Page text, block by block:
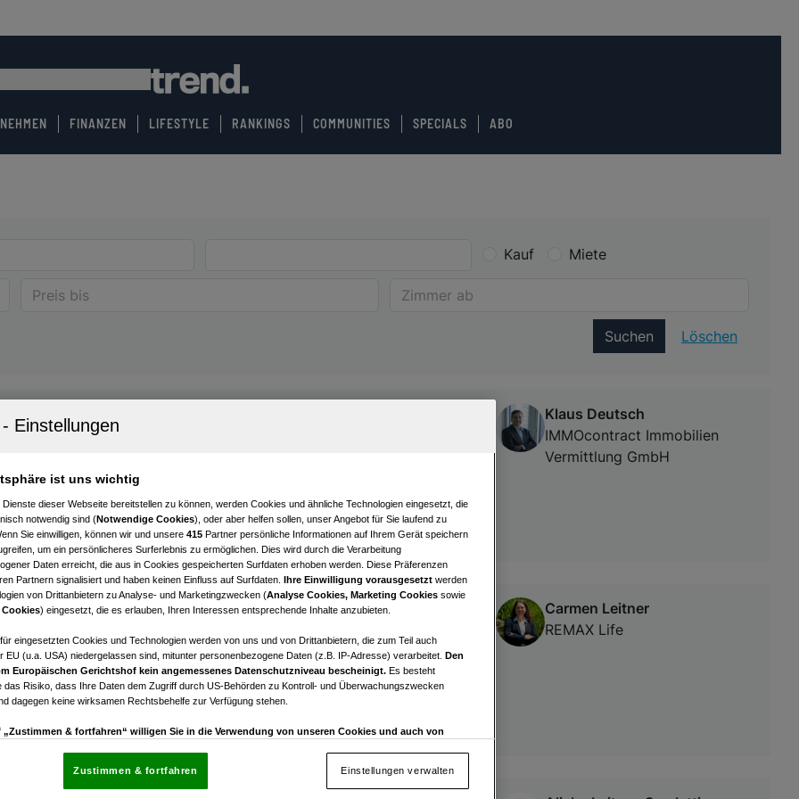
FINANZEN LIFESTYLE RANKINGS COMMUNITIES SPECIALS ABO
Kauf Miete
Suchen Löschen
SONNIGE MAISONETTENWOHNUNG MIT LOGGIA UND CARPORT IN
4
Zimmer
€ 135.000,00
Kaufpreis
Klaus Deutsch
IMMOcontract Immobilien
Vermittlung GmbH
3
Zimmer
€ 89.000,00
Kaufpreis
Carmen Leitner
REMAX Life
ist uns wichtig
Dienste dieser Webseite bereitstellen zu können, werden Cookies und ähnliche Technologien eingesetzt, die
notwendig sind (Notwendige Cookies), oder aber helfen sollen, unser Angebot für Sie laufend zu
Sie einwilligen, können wir und unsere 415 Partner persönliche Informationen auf Ihrem Gerät speichern
um ein persönlicheres Surferlebnis zu ermöglichen. Dies wird durch die Verarbeitung
Daten erreicht, die aus in Cookies gespeicherten Surfdaten erhoben werden. Diese Präferenzen
Partnern signalisiert und haben keinen Einfluss auf Surfdaten. Ihre Einwilligung vorausgesetzt werden
von Drittanbietern zu Analyse- und Marketingzwecken (Analyse Cookies, Marketing Cookies sowie
) eingesetzt, die es erlauben, Ihren Interessen entsprechende Inhalte anzubieten.
eingesetzten Cookies und Technologien werden von uns und von Drittanbietern, die zum Teil auch
EU (u.a. USA) niedergelassen sind, mitunter personenbezogene Daten (z.B. IP-Adresse) verarbeitet. Den
Europäischen Gerichtshof kein angemessenes Datenschutzniveau bescheinigt. Es besteht
das Risiko, dass Ihre Daten dem Zugriff durch US-Behörden zu Kontroll- und Überwachungszwecken
dagegen keine wirksamen Rechtsbehelfe zur Verfügung stehen.
„Zustimmen & fortfahren“ willigen Sie in die Verwendung von unseren Cookies und auch von
die sich auf jeder Seite unten im Footer befinden.
Einstellungen verwalten
Zustimmen & fortfahren